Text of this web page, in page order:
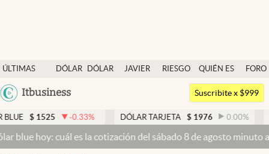
ÚLTIMAS
NOTICIAS
DÓLAR
DÓLAR
JAVIER
RIESGO
QUIÉN ES
QUIÉN
FORO
Argentina
México
Itbusiness
Dólar
Members
Economía y Política
Finanzas y Mercados
Suscribite x $999
1525 -0.33% DÓLAR TARJETA $ 1976 0.00% DÓLAR
cuál es la cotización del sábado 8 de agosto minuto a minuto